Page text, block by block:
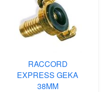
RACCORD
EXPRESS GEKA
38MM